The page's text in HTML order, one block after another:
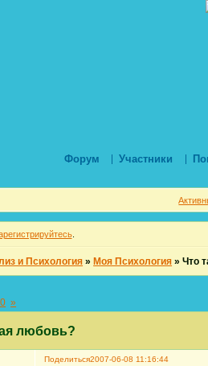
Форум Участники
.
и Психология » Моя Психология »Что
любовь?
»
Поделиться2007-06-08 11:16:44